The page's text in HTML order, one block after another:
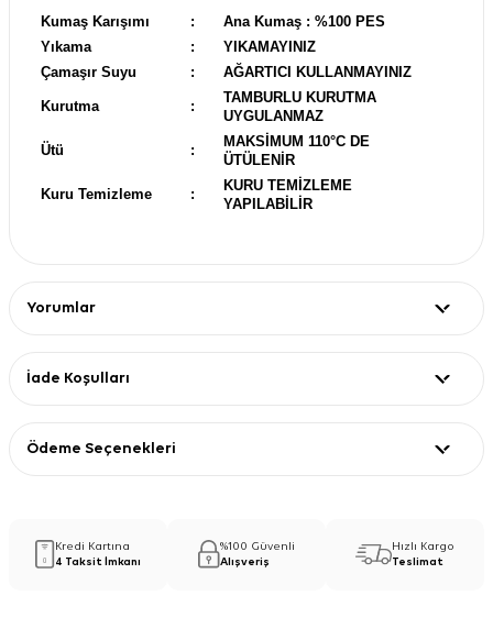
Kumaş Karışımı :
Ana Kumaş : %100 PES
Yıkama
:
YIKAMAYINIZ
Çamaşır Suyu
: AĞARTICI KULLANMAYINIZ
Kurutma :
TAMBURLU KURUTMA
UYGULANMAZ
Ütü :
MAKSİMUM 110°C DE
ÜTÜLENİR
Kuru Temizleme :
KURU TEMİZLEME
YAPILABİLİR
Yorumlar
İade Koşulları
Ödeme Seçenekleri
Kredi Kartına
4 Taksit İmkanı
%100 Güvenli
Alışveriş
Hızlı Kargo
Teslimat